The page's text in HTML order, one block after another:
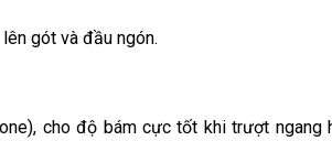
gót và đầu ngón.
cho độ bám cực tốt khi trượt ngang